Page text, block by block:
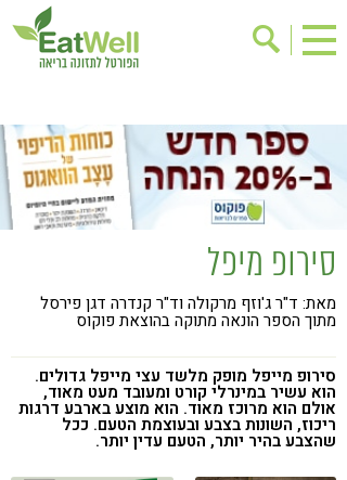
בישול בריא
אינדקס עסקים
ריפוי ומניעת מחלות
בריאות האישה
מתכוני בריאות
אירועים
גישות בתזונה
דיאטה
ילדים
תזונה וספורט
הפרעות קשב & ריכוז
אכילה רגשית
סירופ מיפל
מאת: ד"ר ג'וזף מרקולה וד"ר קנדרה דגן פירסל
מתוך הספר הונאה מתוקה בהוצאת פוקוס
סירופ מייפל מופק מלשד עצי מייפל גדולים.
הוא עשיר במינרלי קורט ומעובד מעט מאוד,
אולם הוא מרוכז מאוד. הוא מוצע בארבע דרגות
ריכוז, השונות בצבע ובעוצמת הטעם. ככל
שהצבע בהיר יותר, הטעם עדין יותר.